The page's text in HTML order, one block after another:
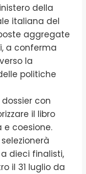
della
italiana del
aggregate
a conferma
la
politiche
con
il libro
coesione.
dieci finalisti,
il 31 luglio da